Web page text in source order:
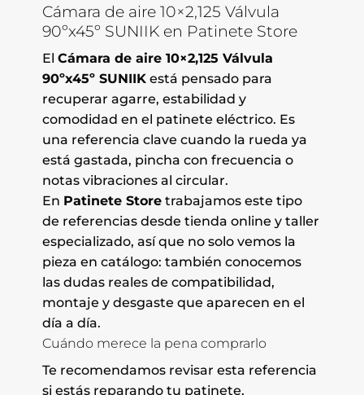
Cámara de aire 10×2,125 Válvula
90ºx45º SUNIIK en Patinete Store
El Cámara de aire 10×2,125 Válvula
90ºx45º SUNIIKestá pensado para
recuperar agarre, estabilidad y
comodidad en el patinete eléctrico. Es
una referencia clave cuando la rueda ya
está gastada, pincha con frecuencia o
notas vibraciones al circular.
En Patinete Storetrabajamos este tipo
de referencias desde tienda online y taller
especializado, así que no solo vemos la
pieza en catálogo: también conocemos
las dudas reales de compatibilidad,
montaje y desgaste que aparecen en el
día a día.
Cuándo merece la pena comprarlo
Te recomendamos revisar esta referencia
si estás reparando tu patinete,